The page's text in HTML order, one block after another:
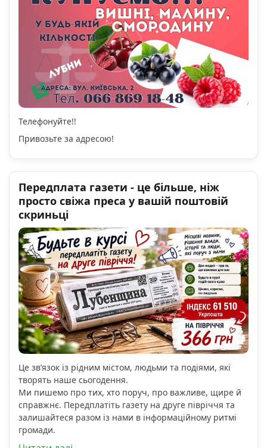
Телефонуйте!!
Привозьте за адресою!
Передплата газети - це більше, ніж
просто свіжа преса у вашій поштовій
скриньці
Це зв’язок із рідним містом, людьми та подіями, які
творять наше сьогодення.
Ми пишемо про тих, хто поруч, про важливе, щире й
справжнє. Передплатіть газету на друге півріччя та
залишайтеся разом із нами в інформаційному ритмі
громади.